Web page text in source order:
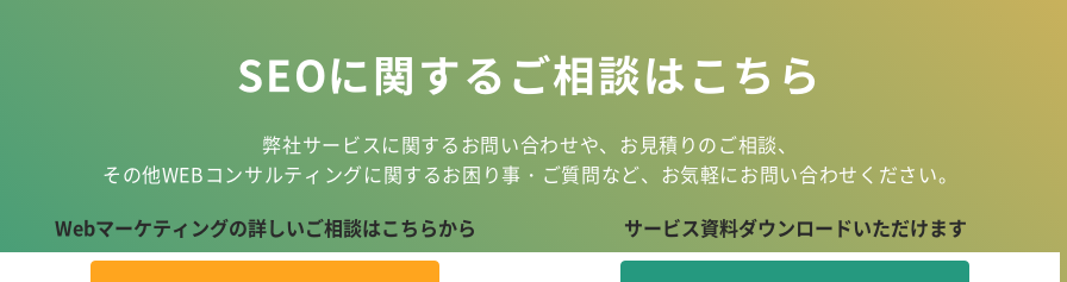
SEOに関するご相談はこちら
弊社サービスに関するお問い合わせや、 お見積りのご相談、
その他WEBコンサルティングに関するお困り事 ・ご質問など、お気軽にお問い合わせください。
Webマーケティングの詳しいご相談はこちらから サービス資料ダウンロードいただけます